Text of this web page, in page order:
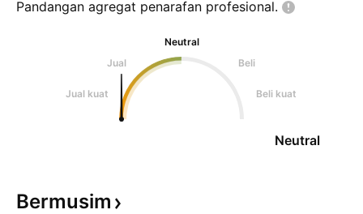
Pandangan agregat penarafan profesional.
Neutral
Jual
Beli
Jual kuat Beli kuat
Neutral
Bermusim